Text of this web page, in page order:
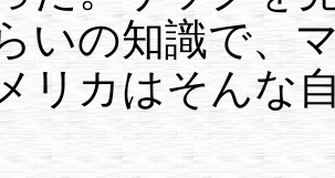
いの知識で、
リカはそんな